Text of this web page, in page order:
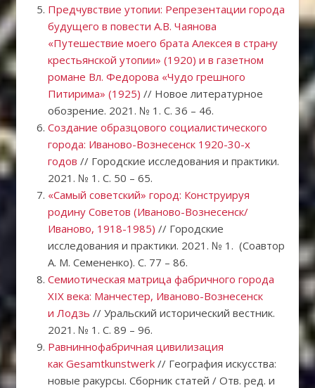
Предчувствие утопии: Репрезентации города
будущего в повести А.В. Чаянова
«Путешествие моего брата Алексея в страну
крестьянской утопии» (1920) и в газетном
романе Вл. Федорова «Чудо грешного
Питирима» (1925) // Новое литературное
обозрение. 2021. № 1. С. 36 – 46.
Создание образцового социалистического
города: Иваново-Вознесенск 1920-30-х
годов // Городские исследования и практики.
2021. № 1. С. 50 – 65.
«Самый советский» город: Конструируя
родину Советов (Иваново-Вознесенск/
Иваново, 1918-1985) // Городские
исследования и практики. 2021. № 1. (Соавтор
А. М. Семененко). С. 77 – 86.
Семиотическая матрица фабричного города
XIX века: Манчестер, Иваново-Вознесенск
и Лодзь // Уральский исторический вестник.
2021. № 1. С. 89 – 96.
Равниннофабричная цивилизация
как Gesamtkunstwerk // География искусства:
новые ракурсы. Сборник статей / Отв. ред. и